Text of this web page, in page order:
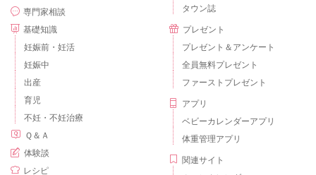
専門家相談
基礎知識
妊娠前・妊活
妊娠中
出産
育児
不妊・不妊治療
Ｑ＆Ａ
体験談
レシピ
タウン誌
プレゼント
プレゼント＆アンケート
全員無料プレゼント
ファーストプレゼント
アプリ
ベビーカレンダーアプリ
体重管理アプリ
関連サイト